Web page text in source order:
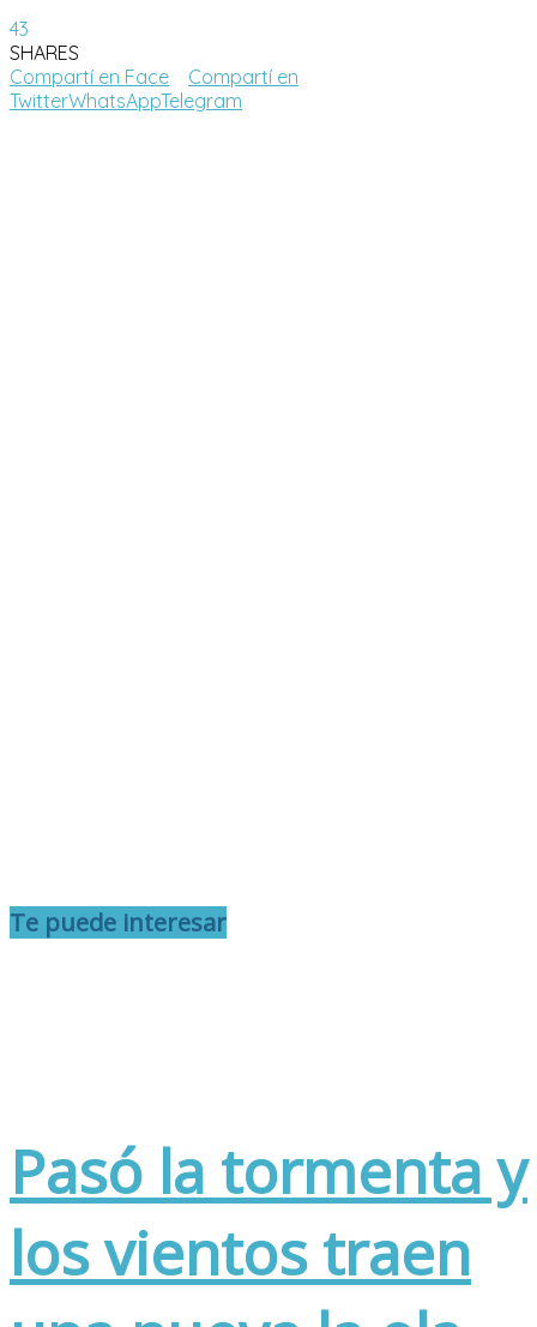
43
SHARES
Compartí en Face
Compartí en
TwitterWhatsAppTelegram
Te puede interesar
Pasó la tormenta y
los vientos traen